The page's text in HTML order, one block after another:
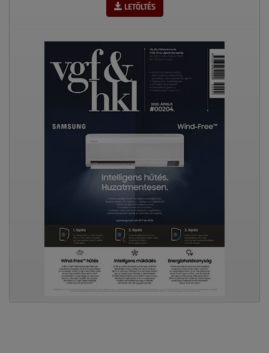
LETÖLTÉS